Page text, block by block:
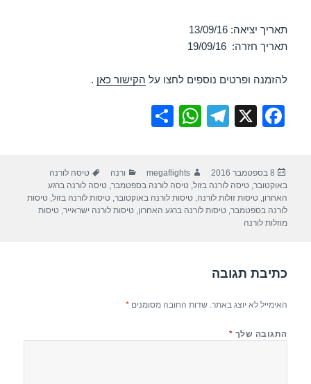
תאריך יציאה: 13/09/16
תאריך חזרה: 19/09/16
להזמנה ופרטים נוספים לחצו על הקישור כאן .
F
e
b
o
k
X
T
gr
a
W
s
A
e
פורסם
בתאריך
8 בספטמבר 2016 מחבר
megaflights קטגוריות
ורנה תגיות
טיסה לורנה
באוקטובר,טיסה לורנה בזול,טיסה לורנה בספטמבר,טיסה לורנה ברגע
האחרון,טיסות זולות לורנה,טיסות לורנה באוקטובר,טיסות לורנה בזול,טיסות
לורנה בספטמבר,טיסות לורנה ברגע האחרון,טיסות לורנה ישראייר,טיסות
מוזלות לורנה
כתיבת תגובה
האימייל לא יוצג באתר. שדות החובה מסומנים*
התגובה שלך *